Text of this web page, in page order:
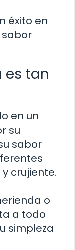
éxito en
sabor
es tan
en un
su
sabor
crujiente.
o
a todo
simpleza